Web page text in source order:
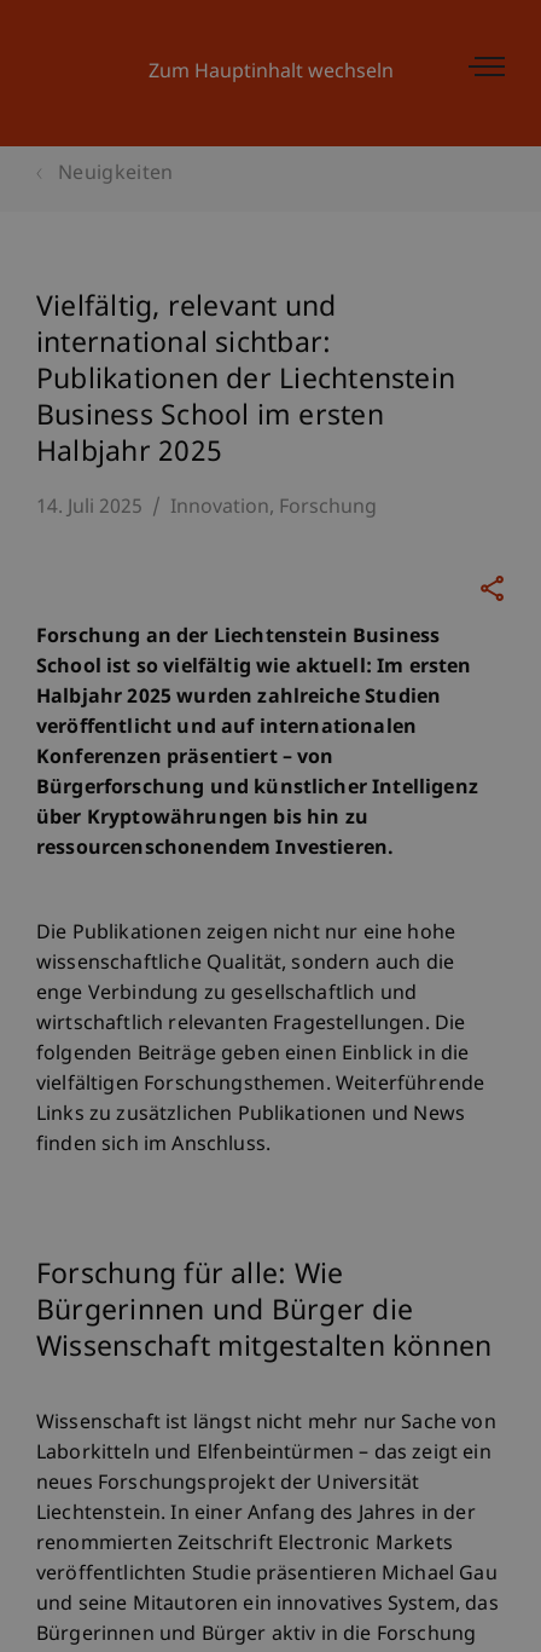
Zum Hauptinhalt wechseln
Neuigkeiten
Vielfältig, relevant und
international sichtbar:
Publikationen der Liechtenstein
Business School im ersten
Halbjahr 2025
14. Juli 2025 Innovation Forschung
Forschung an der Liechtenstein Business
School ist so vielfältig wie aktuell: Im ersten
Halbjahr 2025 wurden zahlreiche Studien
veröffentlicht und auf internationalen
Konferenzen präsentiert – von
Bürgerforschung und künstlicher Intelligenz
über Kryptowährungen bis hin zu
ressourcenschonendem Investieren.
Die Publikationen zeigen nicht nur eine hohe
wissenschaftliche Qualität, sondern auch die
enge Verbindung zu gesellschaftlich und
wirtschaftlich relevanten Fragestellungen. Die
folgenden Beiträge geben einen Einblick in die
vielfältigen Forschungsthemen. Weiterführende
Links zu zusätzlichen Publikationen und News
finden sich im Anschluss.
Forschung für alle: Wie
Bürgerinnen und Bürger die
Wissenschaft mitgestalten können
Wissenschaft ist längst nicht mehr nur Sache von
Laborkitteln und Elfenbeintürmen – das zeigt ein
neues Forschungsprojekt der Universität
Liechtenstein. In einer Anfang des Jahres in der
renommierten Zeitschrift Electronic Markets
veröffentlichten Studie präsentieren Michael Gau
und seine Mitautoren ein innovatives System, das
Bürgerinnen und Bürger aktiv in die Forschung